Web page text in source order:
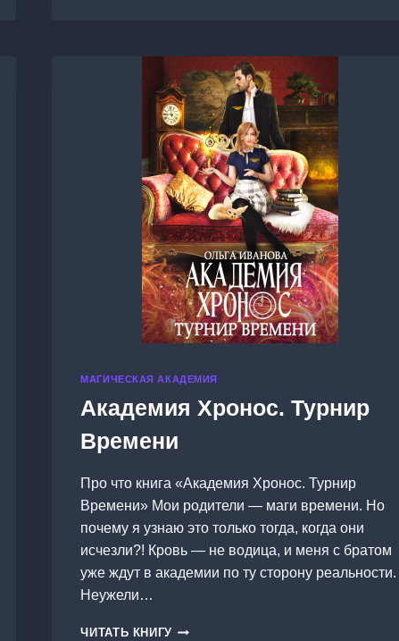
МАГИЧЕСКАЯ АКАДЕМИЯ
Академия Хронос. Турнир
Времени
Про что книга «Академия Хронос. Турнир
Времени» Мои родители — маги времени. Но
почему я узнаю это только тогда, когда они
исчезли?! Кровь — не водица, и меня с братом
уже ждут в академии по ту сторону реальности.
Неужели…
ЧИТАТЬ КНИГУ АКАДЕМИЯ